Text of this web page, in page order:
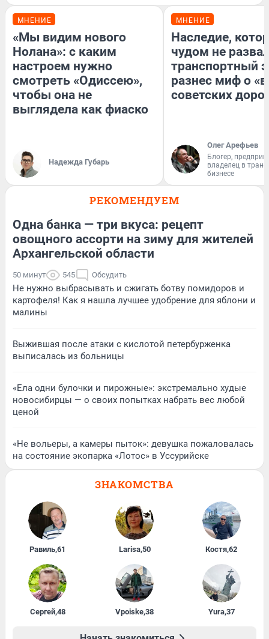
МНЕНИЕ
«Мы видим нового
Нолана»: с каким
настроем нужно
смотреть «Одиссею»,
чтобы она не
выглядела как фиаско
Надежда Губарь
МНЕНИЕ
Наследие,
чудом не
транспортный
разнес миф о
советских
Олег Арефьев
Блогер,
владелец в
бизнесе
РЕКОМЕНДУЕМ
Одна банка — три вкуса: рецепт
овощного ассорти на зиму для жителей
Архангельской области
50 минут 545 Обсудить
Не нужно выбрасывать и сжигать ботву помидоров и
картофеля! Как я нашла лучшее удобрение для яблони и
малины
Выжившая после атаки с кислотой петербурженка
выписалась из больницы
«Ела одни булочки и пирожные»: экстремально худые
новосибирцы — о своих попытках набрать вес любой
ценой
«Не вольеры, а камеры пыток»: девушка пожаловалась
на состояние экопарка «Лотос» в Уссурийске
ЗНАКОМСТВА
Равиль,61 Larisa,50 Костя,62
Сергей,48 Vpoiske,38 Yura,37